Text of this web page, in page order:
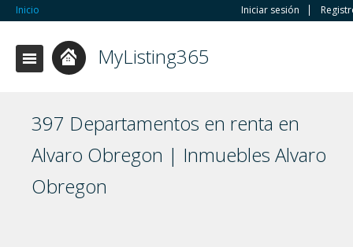
Inicio Iniciar sesión
MyListing365
397 Departamentos en renta en
Alvaro Obregon | Inmuebles Alvaro
Obregon